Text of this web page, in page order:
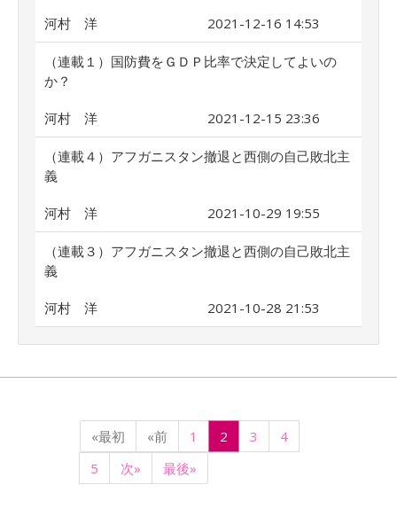
河村 洋 2021-12-16 14:53
（連載１）国防費をＧＤＰ比率で決定してよいの
か？
河村 洋 2021-12-15 23:36
（連載４）アフガニスタン撤退と西側の自己敗北主
義
河村 洋 2021-10-29 19:55
（連載３）アフガニスタン撤退と西側の自己敗北主
義
河村 洋 2021-10-28 21:53
«最初 «前 1 2 3
4
5
次» 最後»